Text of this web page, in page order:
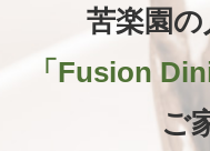
苦楽園
「Fusion
ご